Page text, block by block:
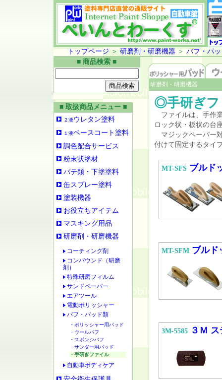
トップページ ＞ 研磨剤・研磨機器 ＞ バフ・パ
■ 商品検索 ■
■ 取扱商品メニュー ■
２液ウレタン塗料
１液ベースコート塗料
調色配合サービス
粉末状塗材
パテ類・下塗塗料
缶スプレー塗料
塗装機器
お役立ちアイテム
マスキング用品
研磨剤・研磨機器
コーティング剤
コンパウンド（研磨
剤）
特殊研磨フィルム
サンドペーパー
エアツール
電動ポリッシャー
バフ・パッド類
・ポリッシャー用パッド
・ウールバフ
・スポンジバフ
・サンダー用パッド
・手研ぎファイル
自動車ボディケア
研磨剤・研磨機器
◎手研ぎフ
ファイルは、手作
ロック状・板状の台
マジックペーパー
付けて固定するタイ
MT-SFSブルド
MT-SFMブルド
3M-5585３Ｍ ス